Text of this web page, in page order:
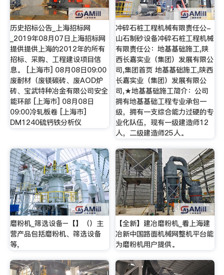
历史招标公告_上海招标网
_2019年08月07日上海招标网
提供提供上海的2012年的所有
招标、采购、工程建设项目信
息。 [上海市] 08月08日09:00
废耐材（废镁碳砖、废AOD炉
砖、宝武特种冶金有限公司安全
能环部 [上海市] 08月08日
09:00冷轧板卷 [上海市]
DM1240硫钙铁分析仪
冲碎石桩工程机械有限责任公-
山石制砂设备冲碎石桩工程机械
有限责任公：地基基础施工,陕
西长嘉实业（集团）发展有限公
司,集团首页 地基基础施工,陕西
长嘉实业（集团）发展有限公
司,★地基基础施工简介：公司
拥有地基基础工程专业承包一
级，拥有一支综合能力过硬的专
业化队伍，现有一级建造师12
人，二级建造师25人。
磨粉机_筛选设备–【】（）主
营产品包括磨粉机、筛选设备
等,
【全新】建冶磨粉机_看上海建
冶新中国路面机械网整机平台能
为磨粉机用户提供。